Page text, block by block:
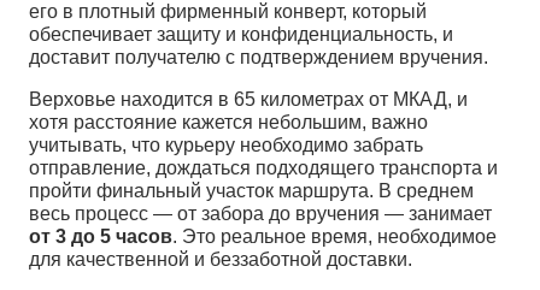
его в плотный фирменный конверт, который
обеспечивает защиту и конфиденциальность, и
доставит получателю с подтверждением вручения.
Верховье находится в 65 километрах от МКАД, и
хотя расстояние кажется небольшим, важно
учитывать, что курьеру необходимо забрать
отправление, дождаться подходящего транспорта и
пройти финальный участок маршрута. В среднем
весь процесс — от забора до вручения — занимает
от 3 до 5 часов. Это реальное время, необходимое
для качественной и беззаботной доставки.